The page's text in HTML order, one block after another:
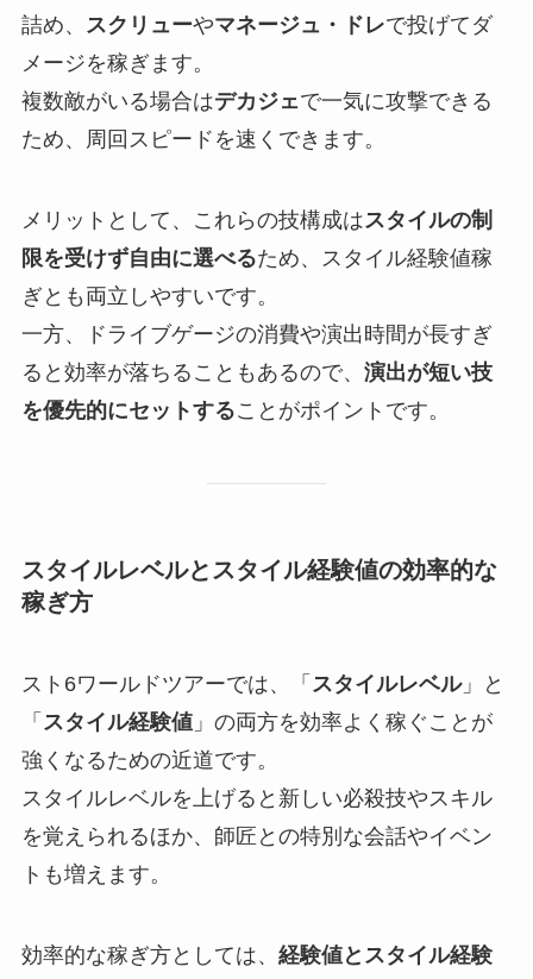
詰め、
スクリューやマネージュ・ドレで投げてダ
メージを稼ぎます。
複数敵がいる場合はデカジェで一気に攻撃できる
ため、周回スピードを速くできます。
メリットとして、これらの技構成はスタイルの制
限を受けず自由に選べるため、スタイル経験値稼
ぎとも両立しやすいです。
一方、ドライブゲージの消費や演出時間が長すぎ
ると効率が落ちることもあるので、 演出が短い技
を優先的にセットすることがポイントです。
スタイルレベルとスタイル経験値の効率的な
稼ぎ方
スト6ワールドツアーでは、「 スタイルレベル」と
「 スタイル経験値」の両方を効率よく稼ぐことが
強くなるための近道です。
スタイルレベルを上げると新しい必殺技やスキル
を覚えられるほか、師匠との特別な会話やイベン
トも増えます。
効率的な稼ぎ方としては、 経験値とスタイル経験